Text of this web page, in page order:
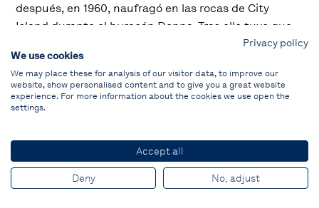
después, en 1960, naufragó en las rocas de City
Island durante el huracán Donna. Tras ello tuvo que
restaurarse y se introdujeron varios cambios
estructurales: se cambió la popa y el mástil fue
trasladado. Actualmente surca los mares europeos
con gran vigor. Su último logro fue ganar, en 2008, el
Campeonato Mundial de Barcos Clásicos, en
Historias de la VII Puig Vela
Privacy policy
We use cookies
We may place these for analysis of our visitor data, to improve our
website, show personalised content and to give you a great website
experience. For more information about the cookies we use open the
settings.
Accept all
Deny No, adjust